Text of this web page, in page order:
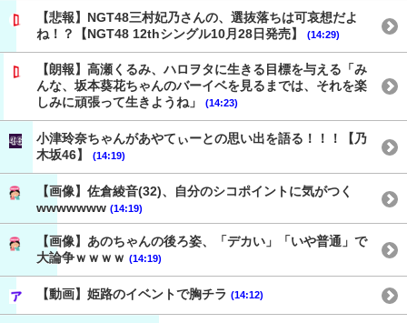
【悲報】NGT48三村妃乃さんの、選抜落ちは可哀想だよ
ね！？【NGT48 12thシングル10月28日発売】
(14:29)
【朗報】高瀬くるみ、ハロヲタに生きる目標を与える「み
んな、坂本葵花ちゃんのバーイベを見るまでは、それを楽
しみに頑張って生きようね」
(14:23)
小津玲奈ちゃんがあやてぃーとの思い出を語る！！！【乃
木坂46】
(14:19)
【画像】佐倉綾音(32)、自分のシコポイントに気がつく
wwwwwww (14:19)
【画像】あのちゃんの後ろ姿、「デカい」「いや普通」で
大論争ｗｗｗｗ (14:19)
【動画】姫路のイベントで胸チラ (14:12)